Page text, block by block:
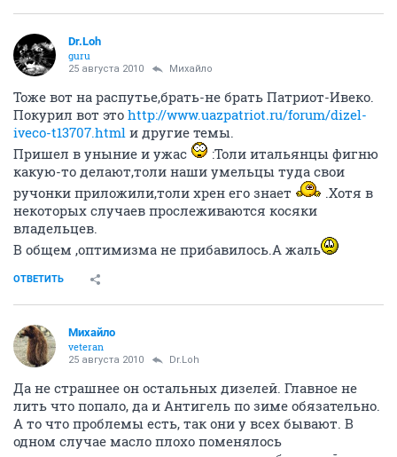
Dr.Loh
guru
25 августа 2010 Михайло
Тоже вот на распутье,брать-не брать Патриот-Ивеко.
Покурил вот это http://www.uazpatriot.ru/forum/dizel-
iveco-t13707.html и другие темы.
Пришел в уныние и ужас
:Толи итальянцы фигню
какую-то делают,толи наши умельцы туда свои
ручонки приложили,толи хрен его знает
.Хотя в
некоторых случаев прослеживаются косяки
владельцев.
В общем ,оптимизма не прибавилось.А жаль
ОТВЕТИТЬ
Михайло
veteran
25 августа 2010 Dr.Loh
Да не страшнее он остальных дизелей. Главное не
лить что попало, да и Антигель по зиме обязательно.
А то что проблемы есть, так они у всех бывают. В
одном случае масло плохо поменялось